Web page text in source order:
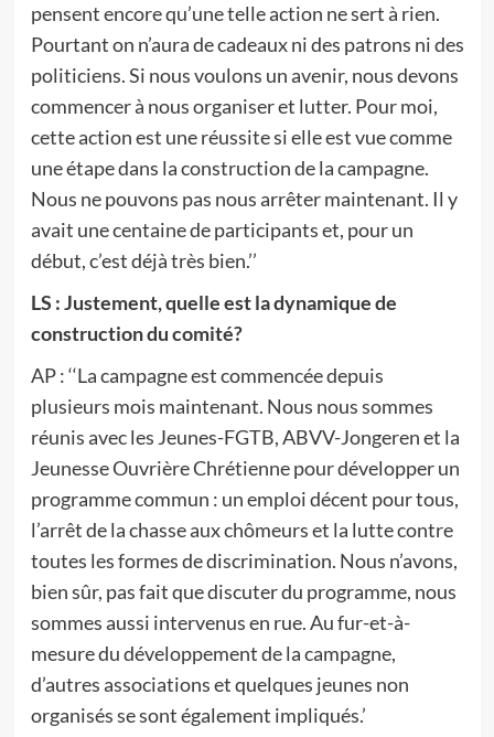
pensent encore qu’une telle action ne sert à rien.
Pourtant on n’aura de cadeaux ni des patrons ni des
politiciens. Si nous voulons un avenir, nous devons
commencer à nous organiser et lutter. Pour moi,
cette action est une réussite si elle est vue comme
une étape dans la construction de la campagne.
Nous ne pouvons pas nous arrêter maintenant. Il y
avait une centaine de participants et, pour un
début, c’est déjà très bien.’’
LS : Justement, quelle est la dynamique de
construction du comité?
AP : ‘‘La campagne est commencée depuis
plusieurs mois maintenant. Nous nous sommes
réunis avec les Jeunes-FGTB, ABVV-Jongeren et la
Jeunesse Ouvrière Chrétienne pour développer un
programme commun : un emploi décent pour tous,
l’arrêt de la chasse aux chômeurs et la lutte contre
toutes les formes de discrimination. Nous n’avons,
bien sûr, pas fait que discuter du programme, nous
sommes aussi intervenus en rue. Au fur-et-à-
mesure du développement de la campagne,
d’autres associations et quelques jeunes non
organisés se sont également impliqués.’